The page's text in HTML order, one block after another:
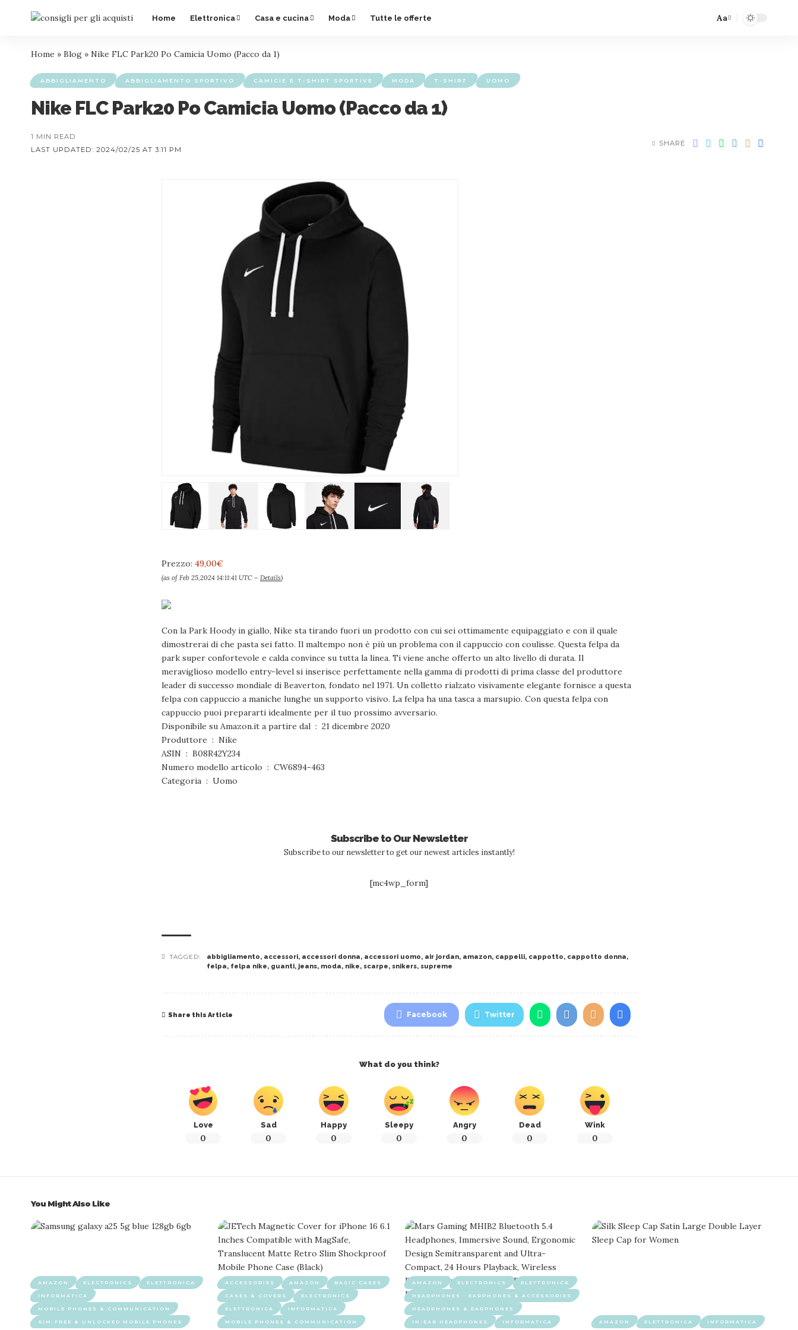
Home Elettronica Casa e cucina Moda Tutte le offerte Aa
Home » Blog » Nike FLC Park20 Po Camicia Uomo (Pacco da 1)
ABBIGLIAMENTO ABBIGLIAMENTO SPORTIVO CAMICIE E T-SHIRT SPORTIVE MODA T-SHIRT UOMO
Nike FLC Park20 Po Camicia Uomo (Pacco da 1)
LAST UPDATED: 2024/02/25 AT 3:11 PM
1 MIN READ
SHARE
Prezzo: 49,00€
(as of Feb 25,2024 14:11:41 UTC – Details)
Con la Park Hoody in giallo, Nike sta tirando fuori un prodotto con cui sei ottimamente equipaggiato e con il quale
dimostrerai di che pasta sei fatto. Il maltempo non è più un problema con il cappuccio con coulisse. Questa felpa da
park super confortevole e calda convince su tutta la linea. Ti viene anche offerto un alto livello di durata. Il
meraviglioso modello entry-level si inserisce perfettamente nella gamma di prodotti di prima classe del produttore
leader di successo mondiale di Beaverton, fondato nel 1971. Un colletto rialzato visivamente elegante fornisce a questa
felpa con cappuccio a maniche lunghe un supporto visivo. La felpa ha una tasca a marsupio. Con questa felpa con
cappuccio puoi prepararti idealmente per il tuo prossimo avversario.
Disponibile su Amazon.it a partire dal ‏ : ‎ 21 dicembre 2020
Produttore ‏ : ‎ Nike
ASIN ‏ : ‎ B08R42Y234
Numero modello articolo ‏ : ‎ CW6894-463
Categoria ‏ : ‎ Uomo
Subscribe to Our Newsletter
Subscribe to our newsletter to get our newest articles instantly!
[mc4wp_form]
TAGGED: abbigliamento, accessori, accessori donna, accessori uomo, air jordan, amazon, cappelli, cappotto, cappotto donna,
felpa, felpa nike, guanti, jeans, moda, nike, scarpe, snikers, supreme
Share this Article Facebook Twitter
What do you think?
Love
0
Sad
0
Happy
0
Sleepy
0
Angry
0
Dead
0
Wink
0
You Might Also Like
AMAZON ELECTRONICS ELETTRONICA
INFORMATICA
MOBILE PHONES & COMMUNICATION
SIM-FREE & UNLOCKED MOBILE PHONES
ACCESSORIES AMAZON BASIC CASES
CASES & COVERS ELECTRONICS
ELETTRONICA INFORMATICA
MOBILE PHONES & COMMUNICATION
AMAZON ELECTRONICS ELETTRONICA
HEADPHONES - EARPHONES & ACCESSORIES
HEADPHONES & EARPHONES
IN-EAR HEADPHONES INFORMATICA AMAZON ELETTRONICA INFORMATICA